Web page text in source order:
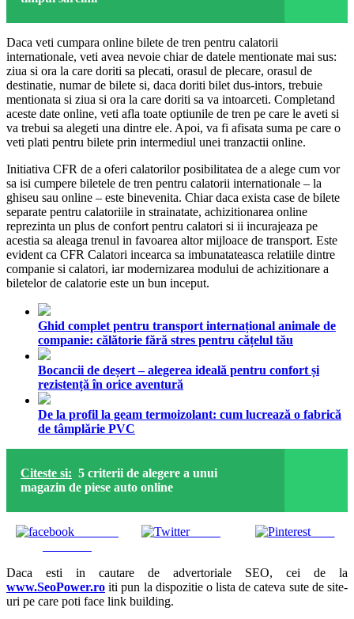
Daca veti cumpara online bilete de tren pentru calatorii
internationale, veti avea nevoie chiar de datele mentionate mai sus:
ziua si ora la care doriti sa plecati, orasul de plecare, orasul de
destinatie, numar de bilete si, daca doriti bilet dus-intors, trebuie
mentionata si ziua si ora la care doriti sa va intoarceti. Completand
aceste date online, veti afla toate optiunile de tren pe care le aveti si
va trebui sa alegeti una dintre ele. Apoi, va fi afisata suma pe care o
veti plati pentru bilete prin intermediul unei tranzactii online.
Initiativa CFR de a oferi calatorilor posibilitatea de a alege cum vor
sa isi cumpere biletele de tren pentru calatorii internationale – la
ghiseu sau online – este binevenita. Chiar daca exista case de bilete
separate pentru calatoriile in strainatate, achizitionarea online
reprezinta un plus de confort pentru calatori si ii incurajeaza pe
acestia sa aleaga trenul in favoarea altor mijloace de transport. Este
evident ca CFR Calatori incearca sa imbunatateasca relatiile dintre
companie si calatori, iar modernizarea modului de achizitionare a
biletelor de calatorie este un bun inceput.
Ghid complet pentru transport internațional animale de
companie: călătorie fără stres pentru cățelul tău
Bocancii de deșert – alegerea ideală pentru confort și
rezistență în orice aventură
De la profil la geam termoizolant: cum lucrează o fabrică
de tâmplărie PVC
Citeste si: 5 criterii de alegere a unui
magazin de piese auto online
Tweet Save
Daca esti in cautare de advertoriale SEO, cei de la
www.SeoPower.ro iti pun la dispozitie o lista de cateva sute de site-
uri pe care poti face link building.